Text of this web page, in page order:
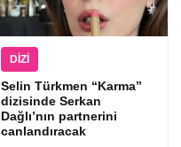
DIZI
Selin Türkmen “Karma”
dizisinde Serkan
Dağlı’nın partnerini
canlandıracak